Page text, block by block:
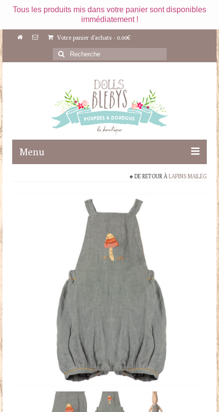
Tous les produits mis dans votre panier sont disponibles
immédiatement !
Votre panier d'achats - 0.00€
Rechercher
:
Menu
Mobilier & Accessoires
DE RETOUR À LAPINS MAILEG